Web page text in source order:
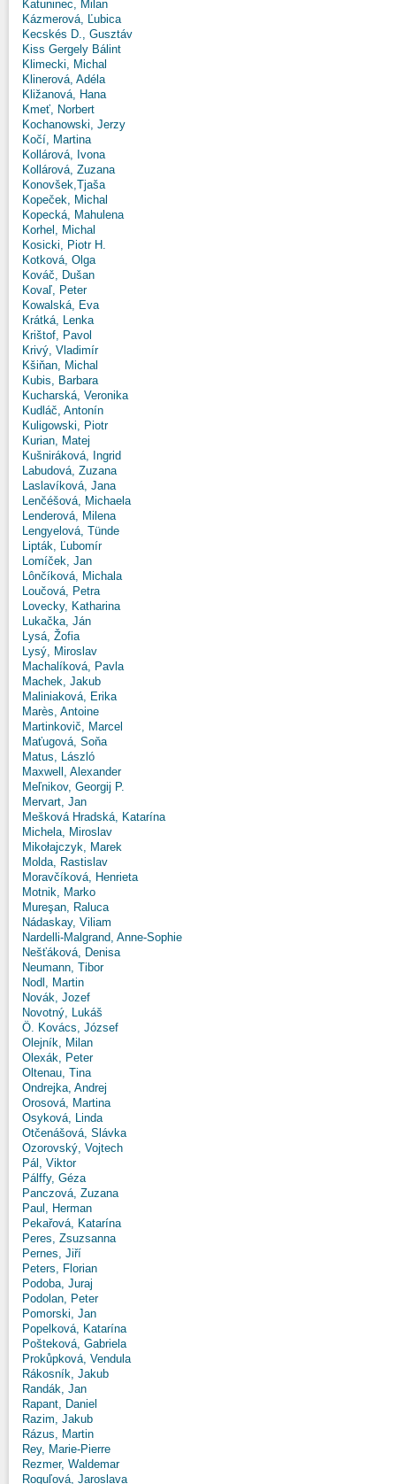
Katuninec, Milan
Kázmerová, Ľubica
Kecskés D., Gusztáv
Kiss Gergely Bálint
Klimecki, Michal
Klinerová, Adéla
Kližanová, Hana
Kmeť, Norbert
Kochanowski, Jerzy
Kočí, Martina
Kollárová, Ivona
Kollárová, Zuzana
Konovšek,Tjaša
Kopeček, Michal
Kopecká, Mahulena
Korhel, Michal
Kosicki, Piotr H.
Kotková, Olga
Kováč, Dušan
Kovaľ, Peter
Kowalská, Eva
Krátká, Lenka
Krištof, Pavol
Krivý, Vladimír
Kšiňan, Michal
Kubis, Barbara
Kucharská, Veronika
Kudláč, Antonín
Kuligowski, Piotr
Kurian, Matej
Kušniráková, Ingrid
Labudová, Zuzana
Laslavíková, Jana
Lenčéšová, Michaela
Lenderová, Milena
Lengyelová, Tünde
Lipták, Ľubomír
Lomíček, Jan
Lônčíková, Michala
Loučová, Petra
Lovecky, Katharina
Lukačka, Ján
Lysá, Žofia
Lysý, Miroslav
Machalíková, Pavla
Machek, Jakub
Maliniaková, Erika
Marès, Antoine
Martinkovič, Marcel
Maťugová, Soňa
Matus, László
Maxwell, Alexander
Meľnikov, Georgij P.
Mervart, Jan
Mešková Hradská, Katarína
Michela, Miroslav
Mikołajczyk, Marek
Molda, Rastislav
Moravčíková, Henrieta
Motnik, Marko
Mureşan, Raluca
Nádaskay, Viliam
Nardelli-Malgrand, Anne-Sophie
Nešťáková, Denisa
Neumann, Tibor
Nodl, Martin
Novák, Jozef
Novotný, Lukáš
Ö. Kovács, József
Olejník, Milan
Olexák, Peter
Oltenau, Tina
Ondrejka, Andrej
Orosová, Martina
Osyková, Linda
Otčenášová, Slávka
Ozorovský, Vojtech
Pál, Viktor
Pálffy, Géza
Panczová, Zuzana
Paul, Herman
Pekařová, Katarína
Peres, Zsuzsanna
Pernes, Jiří
Peters, Florian
Podoba, Juraj
Podolan, Peter
Pomorski, Jan
Popelková, Katarína
Pošteková, Gabriela
Prokůpková, Vendula
Rákosník, Jakub
Randák, Jan
Rapant, Daniel
Razim, Jakub
Rázus, Martin
Rey, Marie-Pierre
Rezmer, Waldemar
Roguľová, Jaroslava